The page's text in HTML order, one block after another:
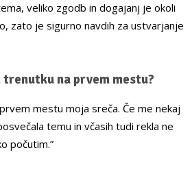
veliko zgodb in dogajanj je okoli
zato je sigurno navdih za ustvarjanje
na prvem mestu?
mestu moja sreča. Če me nekaj
temu in včasih tudi rekla ne
počutim.”